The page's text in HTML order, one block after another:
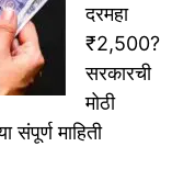
दरमहा
₹2,500?
सरकारची
मोठी
संपूर्ण माहिती